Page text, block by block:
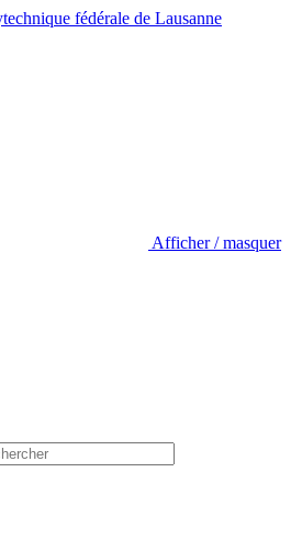
Afficher / masquer